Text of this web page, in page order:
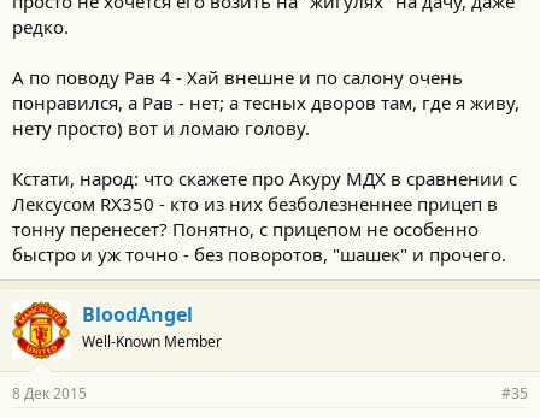
редко.
А по поводу Рав 4 - Хай внешне и по салону очень
понравился, а Рав - нет; а тесных дворов там, где я живу,
нету просто) вот и ломаю голову.
Кстати, народ: что скажете про Акуру МДХ в сравнении с
Лексусом RX350 - кто из них безболезненнее прицеп в
тонну перенесет? Понятно, с прицепом не особенно
быстро и уж точно - без поворотов, "шашек" и прочего.
BloodAngel
Well-Known Member
8 Дек 2015 #35